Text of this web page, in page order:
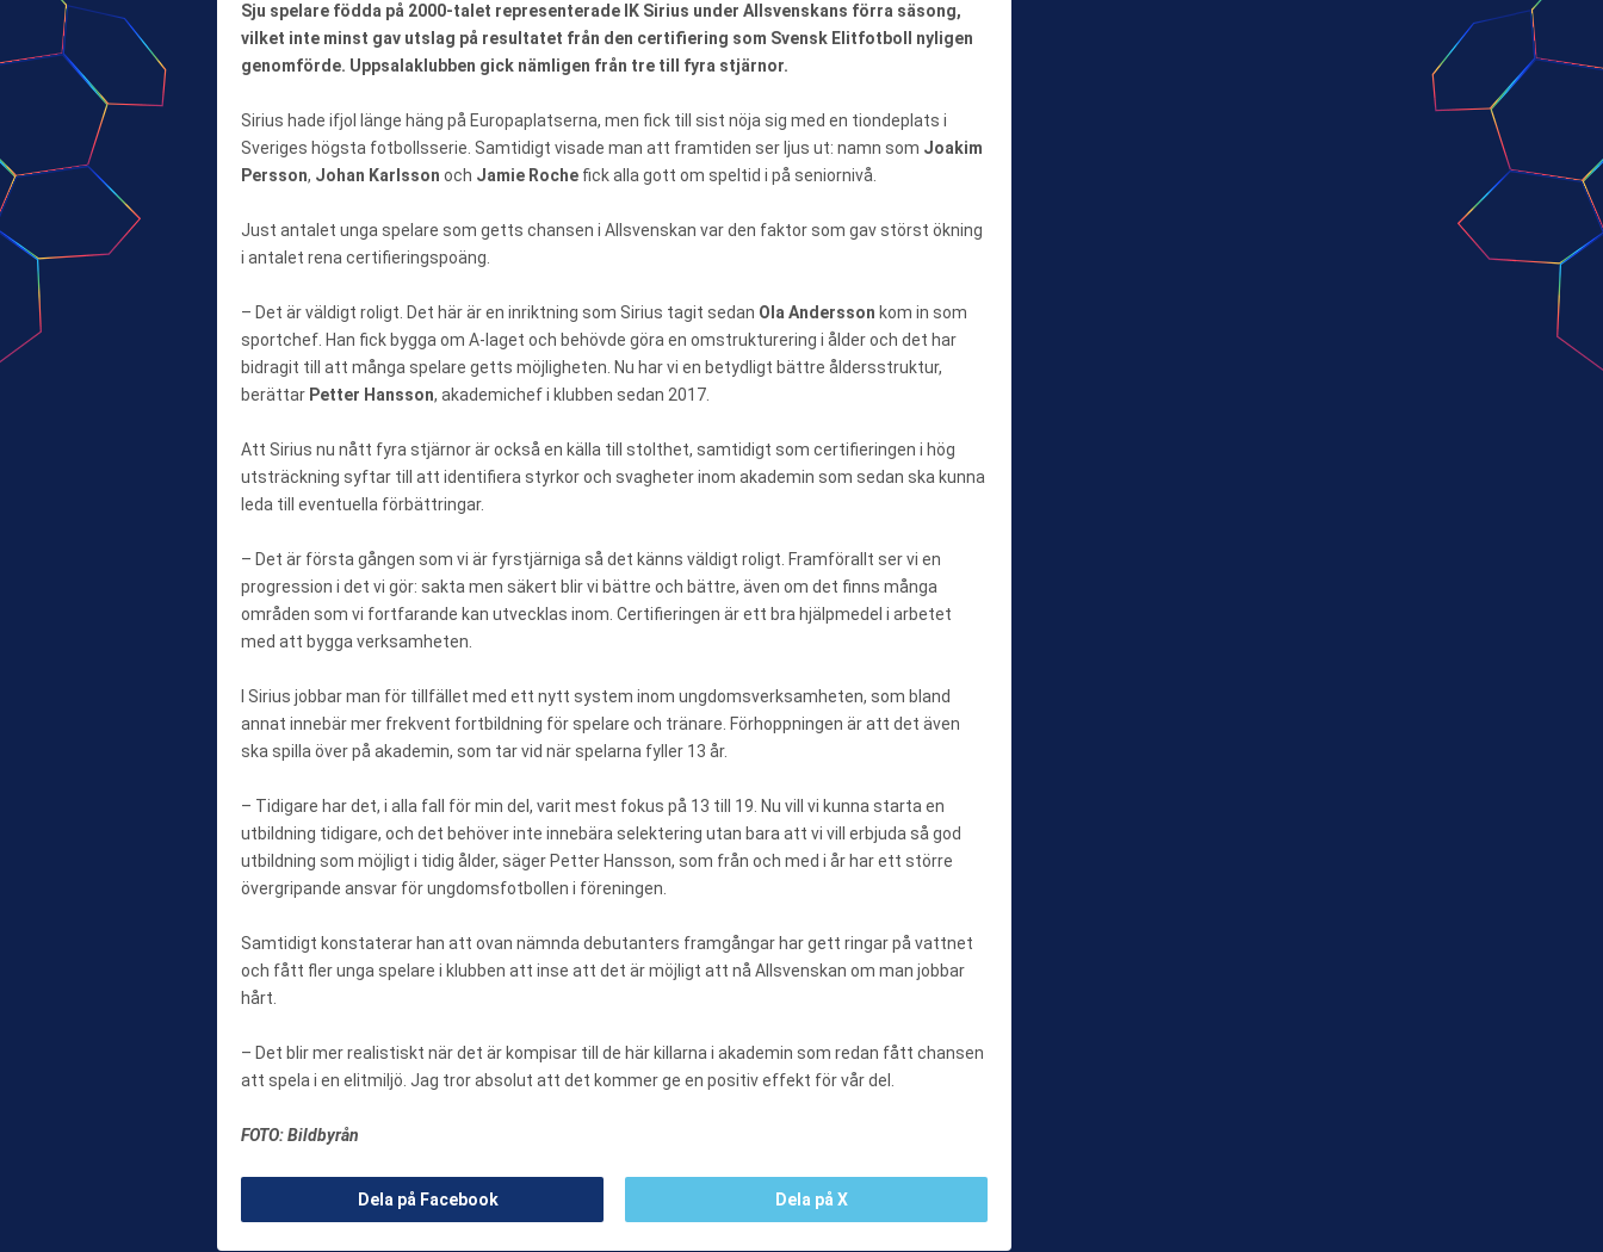
Sju spelare födda på 2000-talet representerade IK Sirius under Allsvenskans förra säsong,
vilket inte minst gav utslag på resultatet från den certifiering som Svensk Elitfotboll nyligen
genomförde. Uppsalaklubben gick nämligen från tre till fyra stjärnor.
Sirius hade ifjol länge häng på Europaplatserna, men fick till sist nöja sig med en tiondeplats i
Sveriges högsta fotbollsserie. Samtidigt visade man att framtiden ser ljus ut: namn som Joakim
Persson, Johan Karlsson och Jamie Roche fick alla gott om speltid i på seniornivå.
Just antalet unga spelare som getts chansen i Allsvenskan var den faktor som gav störst ökning
i antalet rena certifieringspoäng.
– Det är väldigt roligt. Det här är en inriktning som Sirius tagit sedan Ola Andersson kom in som
sportchef. Han fick bygga om A-laget och behövde göra en omstrukturering i ålder och det har
bidragit till att många spelare getts möjligheten. Nu har vi en betydligt bättre åldersstruktur,
berättar Petter Hansson, akademichef i klubben sedan 2017.
Att Sirius nu nått fyra stjärnor är också en källa till stolthet, samtidigt som certifieringen i hög
utsträckning syftar till att identifiera styrkor och svagheter inom akademin som sedan ska kunna
leda till eventuella förbättringar.
– Det är första gången som vi är fyrstjärniga så det känns väldigt roligt. Framförallt ser vi en
progression i det vi gör: sakta men säkert blir vi bättre och bättre, även om det finns många
områden som vi fortfarande kan utvecklas inom. Certifieringen är ett bra hjälpmedel i arbetet
med att bygga verksamheten.
I Sirius jobbar man för tillfället med ett nytt system inom ungdomsverksamheten, som bland
annat innebär mer frekvent fortbildning för spelare och tränare. Förhoppningen är att det även
ska spilla över på akademin, som tar vid när spelarna fyller 13 år.
– Tidigare har det, i alla fall för min del, varit mest fokus på 13 till 19. Nu vill vi kunna starta en
utbildning tidigare, och det behöver inte innebära selektering utan bara att vi vill erbjuda så god
utbildning som möjligt i tidig ålder, säger Petter Hansson, som från och med i år har ett större
övergripande ansvar för ungdomsfotbollen i föreningen.
Samtidigt konstaterar han att ovan nämnda debutanters framgångar har gett ringar på vattnet
och fått fler unga spelare i klubben att inse att det är möjligt att nå Allsvenskan om man jobbar
hårt.
– Det blir mer realistiskt när det är kompisar till de här killarna i akademin som redan fått chansen
att spela i en elitmiljö. Jag tror absolut att det kommer ge en positiv effekt för vår del.
FOTO: Bildbyrån
Dela på Facebook Dela på X